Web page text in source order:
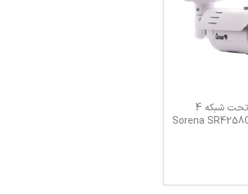
دوربین مداربسته تحت شبکه 4